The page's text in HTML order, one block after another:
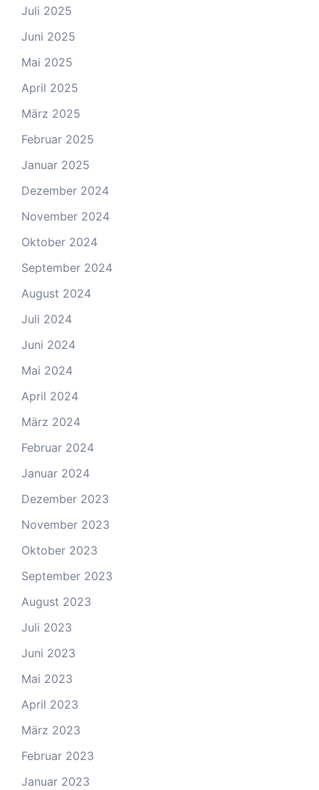
Juli 2025
Juni 2025
Mai 2025
April 2025
März 2025
Februar 2025
Januar 2025
Dezember 2024
November 2024
Oktober 2024
September 2024
August 2024
Juli 2024
Juni 2024
Mai 2024
April 2024
März 2024
Februar 2024
Januar 2024
Dezember 2023
November 2023
Oktober 2023
September 2023
August 2023
Juli 2023
Juni 2023
Mai 2023
April 2023
März 2023
Februar 2023
Januar 2023